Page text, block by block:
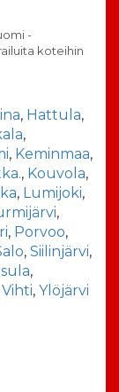
-
koteihin
, Hattula,
,
, Keminmaa,
, Kouvola,
, Lumijoki,
,
, Porvoo,
, Siilinjärvi,
,
Vihti, Ylöjärvi